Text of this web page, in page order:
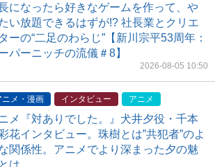
になったら好きなゲームを作って、や
い放題できるはずが!? 社長業とクリエ
ーの“二足のわらじ”【新川宗平53周年：
パーニッチの流儀＃8】
2026-08-05 10:50
ニメ・漫画 インタビュー アニメ
メ『対ありでした。』犬井夕役・千本
花インタビュー。珠樹とは”共犯者”のよ
関係性。アニメでより深まった夕の魅
は